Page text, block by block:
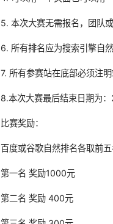
5. 本次大赛无需报名，团队
6. 所有排名应为搜索引擎自
7. 所有参赛站在底部必须注
8.本次大赛最后结束日期为
比赛奖励：
百度或谷歌自然排名各取前五
第一名 奖励1000元
第二名 奖励 400元